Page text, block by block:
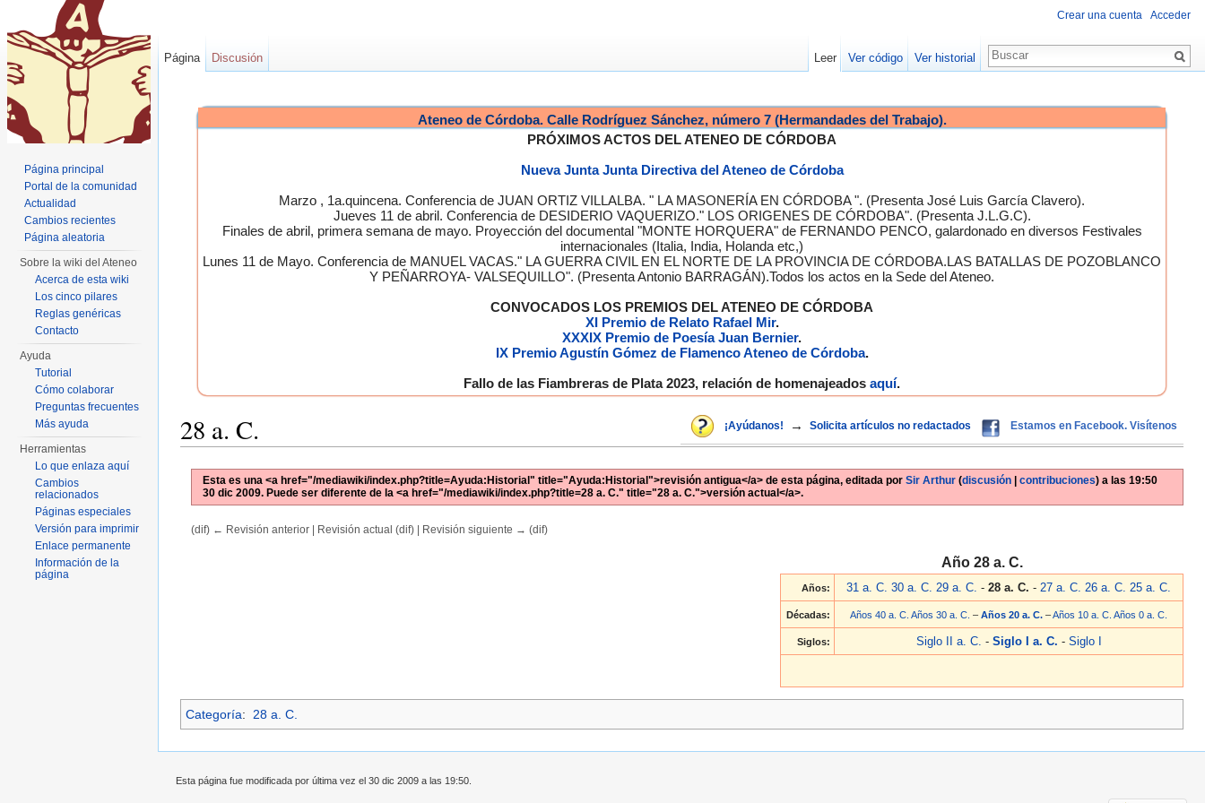
Ateneo de Córdoba. Calle Rodríguez Sánchez, número 7 (Hermandades del Trabajo).
PRÓXIMOS ACTOS DEL ATENEO DE CÓRDOBA
Nueva Junta Junta Directiva del Ateneo de Córdoba
Marzo , 1a.quincena. Conferencia de JUAN ORTIZ VILLALBA. " LA MASONERÍA EN CÓRDOBA ". (Presenta José Luis García Clavero).
Jueves 11 de abril. Conferencia de DESIDERIO VAQUERIZO." LOS ORIGENES DE CÓRDOBA". (Presenta J.L.G.C).
Finales de abril, primera semana de mayo. Proyección del documental "MONTE HORQUERA" de FERNANDO PENCO, galardonado en diversos Festivales
internacionales (Italia, India, Holanda etc,)
Lunes 11 de Mayo. Conferencia de MANUEL VACAS." LA GUERRA CIVIL EN EL NORTE DE LA PROVINCIA DE CÓRDOBA.LAS BATALLAS DE POZOBLANCO
Y PEÑARROYA- VALSEQUILLO". (Presenta Antonio BARRAGÁN).Todos los actos en la Sede del Ateneo.
CONVOCADOS LOS PREMIOS DEL ATENEO DE CÓRDOBA
XI Premio de Relato Rafael Mir.
XXXIX Premio de Poesía Juan Bernier.
IX Premio Agustín Gómez de Flamenco Ateneo de Córdoba.
Fallo de las Fiambreras de Plata 2023, relación de homenajeados aquí.
¡Ayúdanos! → Solicita artículos no redactados Estamos en Facebook. Visítenos
28 a. C.
Esta es una <a href="/mediawiki/index.php?title=Ayuda:Historial" title="Ayuda:Historial">revisión antigua</a> de esta página, editada por Sir Arthur (discusión| contribuciones)a las 19:50
30 dic 2009. Puede ser diferente de la <a href="/mediawiki/index.php?title=28 a. C." title="28 a. C.">versión actual</a>.
(dif) ← Revisión anterior | Revisión actual (dif) | Revisión siguiente → (dif)
Año 28 a. C.
Años: 31 a. C. 30 a. C. 29 a. C. - 28 a. C. - 27 a. C. 26 a. C. 25 a. C.
Décadas: Años 40 a. C. Años 30 a. C. – Años 20 a. C. –Años 10 a. C. Años 0 a. C.
Siglos: Siglo II a. C. - Siglo I a. C. - Siglo I
Categoría: 28 a. C.
Crear una cuenta Acceder
Página Discusión Leer Ver código Ver historial
Página principal
Portal de la comunidad
Actualidad
Cambios recientes
Página aleatoria
Sobre la wiki del Ateneo
Acerca de esta wiki
Los cinco pilares
Reglas genéricas
Contacto
Ayuda
Tutorial
Cómo colaborar
Preguntas frecuentes
Más ayuda
Herramientas
Lo que enlaza aquí
Cambios
relacionados
Páginas especiales
Versión para imprimir
Enlace permanente
Información de la
página
Esta página fue modificada por última vez el 30 dic 2009 a las 19:50.